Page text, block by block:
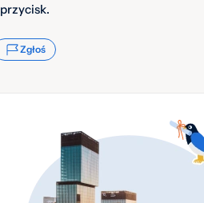
przycisk.
Zgłoś